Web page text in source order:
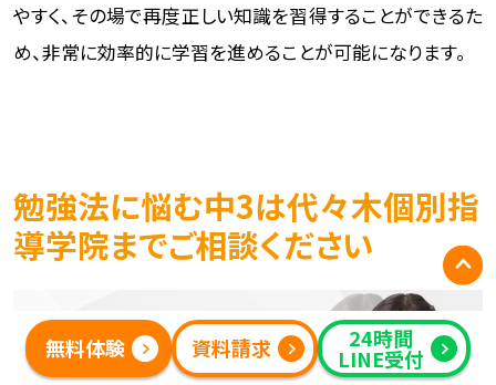
やすく、その場で再度正しい知識を習得することができるた
め、非常に効率的に学習を進めることが可能になります。
勉強法に悩む中3は代々木個別指
導学院までご相談ください
無料体験 資料請求 24時間
LINE受付